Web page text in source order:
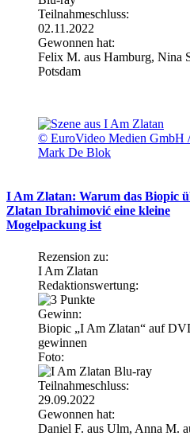
Teilnahmeschluss:
02.11.2022
Gewonnen hat:
Felix M. aus Hamburg, Nina
Potsdam
© EuroVideo Medien GmbH /
Mark De Blok
I Am Zlatan: Warum das Biopic
Zlatan Ibrahimović eine kleine
Mogelpackung ist
Rezension zu:
I Am Zlatan
Redaktionswertung:
Gewinn:
Biopic „I Am Zlatan“ auf
gewinnen
Foto:
Teilnahmeschluss:
29.09.2022
Gewonnen hat:
Daniel F. aus Ulm, Anna M.